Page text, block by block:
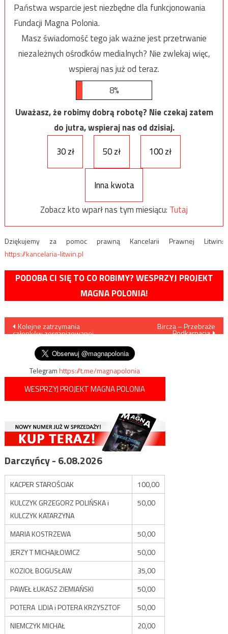
Państwa wsparcie jest niezbędne dla funkcjonowania
Fundacji Magna Polonia.
Masz świadomość tego jak ważne jest przetrwanie
niezależnych ośrodków medialnych? Nie zwlekaj więc,
wspieraj nas już od teraz.
8%
Uważasz, że robimy dobrą robotę? Nie czekaj zatem
do jutra, wspieraj nas od dzisiaj.
30 zł
50 zł 100 zł
Inna kwota
Zobacz kto wparł nas tym miesiącu: Tutaj
Dziękujemy za pomoc prawną Kancelarii Prawnej Litwin:
https://kancelaria-litwin.pl
PODOBA CI SIĘ TO CO ROBIMY? WESPRZYJ PROJEKT
MAGNA POLONIA!
Nawigacja
wpisu
Kolejne zatrzymania
członków zorganizowanej
Bircza – Przebraże
Podkarpacia
Telegramhttps://t.me/magnapolonia
WESPRZYJ PROJEKT MAGNA POLONIA
Darczyńcy - 6.08.2026
KACPER STAROŚCIAK
100,00
KULCZYK GRZEGORZ POLIŃSKA i
KULCZYK KATARZYNA
50,00
MARIA KOSTRZEWA
50,00
JERZY T MICHAJŁOWICZ
50,00
KOZIOŁ BOGUSŁAW
35,00
PAWEŁ ŁUKASZ ZIEMIAŃSKI
50,00
POTERA LIDIA i POTERA KRZYSZTOF
50,00
NIEMCZYK MICHAŁ
20,00